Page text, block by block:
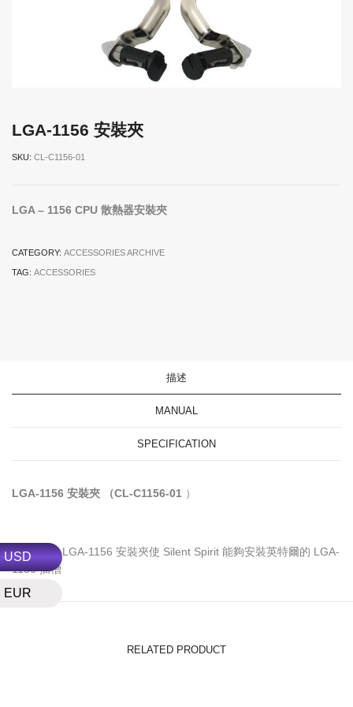
USD
EUR
LGA-1156 安裝夾
SKU: CL-C1156-01
LGA – 1156 CPU 散熱器安裝夾
CATEGORY: ACCESSORIES ARCHIVE
TAG: ACCESSORIES
描述
MANUAL
SPECIFICATION
LGA-1156 安裝夾 （CL-C1156-01 ）
GELID 的 LGA-1156 安裝夾使 Silent Spirit 能夠安裝英特爾的 LGA-
1156 插槽
RELATED PRODUCT